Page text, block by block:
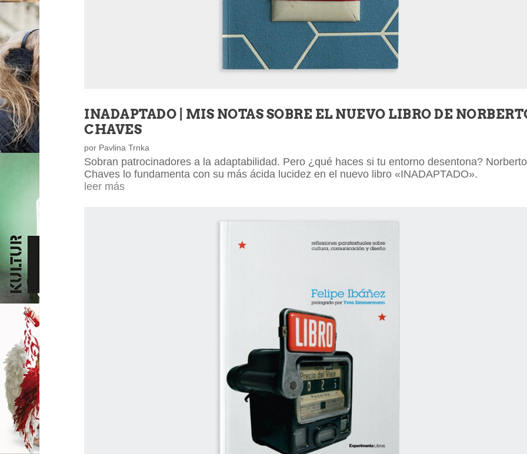
INADAPTADO | MIS NOTAS SOBRE EL NUEVO LIBRO DE
CHAVES
por Pavlina Trnka
Sobran patrocinadores a la adaptabilidad. Pero ¿qué haces si tu entorno desentona? Norberto
Chaves lo fundamenta con su más ácida lucidez en el nuevo libro «INADAPTADO».
leer más